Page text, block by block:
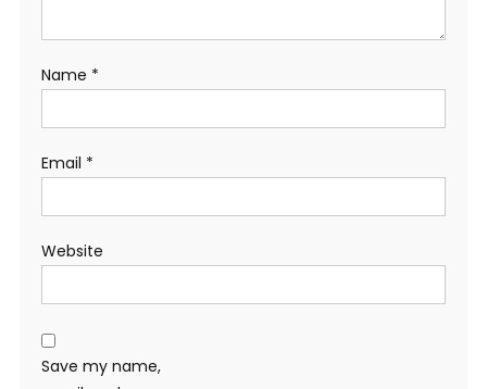
Name *
Email *
Website
Save my name,